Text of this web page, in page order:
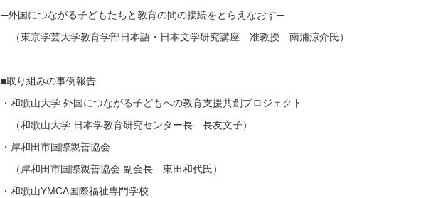
─外国につながる子どもたちと教育の間の接続をとらえなおす─
（東京学芸大学教育学部日本語・日本文学研究講座 准教授 南浦涼介氏）
■取り組みの事例報告
・和歌山大学 外国につながる子どもへの教育支援共創プロジェクト
（和歌山大学 日本学教育研究センター長 長友文子）
・岸和田市国際親善協会
（岸和田市国際親善協会 副会長 東田和代氏）
・和歌山YMCA国際福祉専門学校